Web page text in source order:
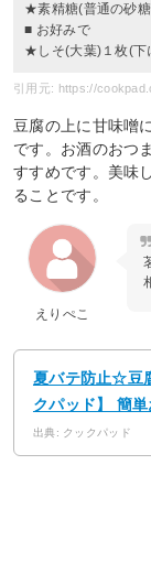
★素精糖(普通の砂
■ お好みで
★しそ(大葉)１枚(下
引用元: https://
豆腐の上に甘味噌
です。お酒のおつ
すすめです。美味
ることです。
えりぺこ
夏バテ防止☆豆
クパッド】 簡
出典: クックパッド